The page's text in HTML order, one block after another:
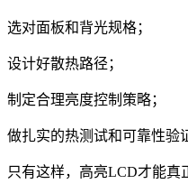
选对面板和背光规格；
设计好散热路径；
制定合理亮度控制策略；
做扎实的热测试和可靠性验
只有这样，高亮LCD才能真